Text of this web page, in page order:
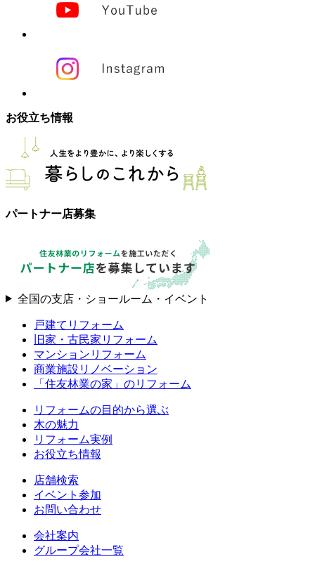
お役立ち情報
パートナー店募集
全国の支店・ショールーム・イベント
戸建てリフォーム
旧家・古民家リフォーム
マンションリフォーム
商業施設リノベーション
「住友林業の家」のリフォーム
リフォームの目的から選ぶ
木の魅力
リフォーム実例
お役立ち情報
店舗検索
イベント参加
お問い合わせ
会社案内
グループ会社一覧